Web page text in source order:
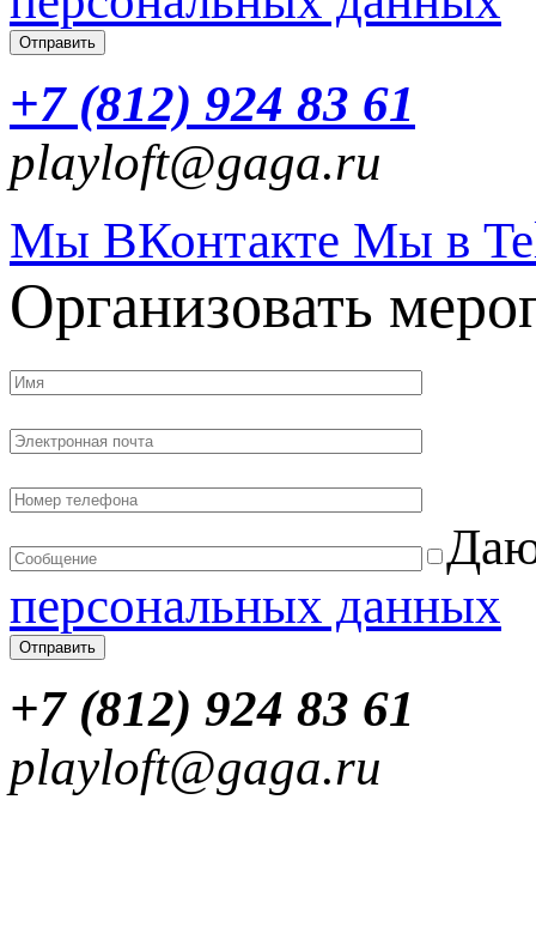
+7 (812) 924 83 61
playloft@gaga.ru
Мы ВКонтакте Мы в
Организовать
Даю
персональных данных
+7 (812) 924 83 61
playloft@gaga.ru